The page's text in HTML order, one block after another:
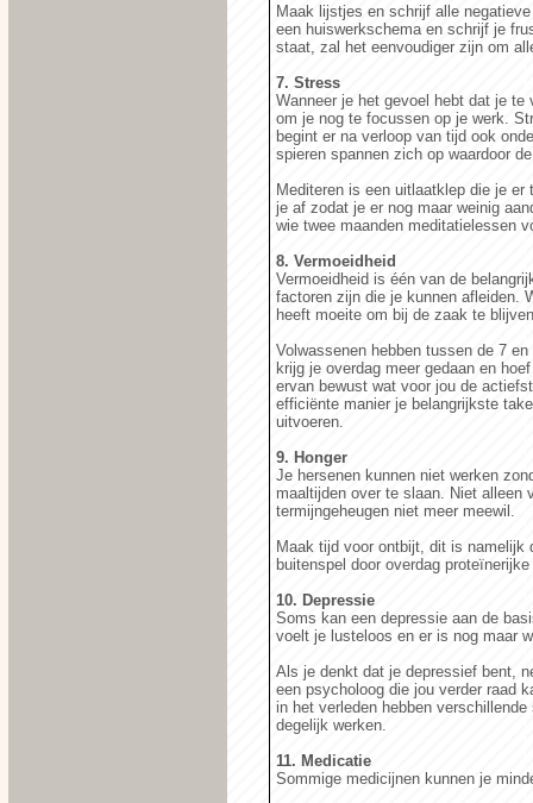
Maak lijstjes en schrijf alle
een huiswerkschema en schrijf je
staat, zal het eenvoudiger zijn om
7. Stress
Wanneer je het gevoel hebt dat je
om je nog te focussen op je werk.
begint er na verloop van tijd ook
spieren spannen zich op waardoor
Mediteren is een uitlaatklep die je
je af zodat je er nog maar weinig
wie twee maanden meditatielessen
8. Vermoeidheid
Vermoeidheid is één van de
factoren zijn die je kunnen afleiden.
heeft moeite om bij de zaak te
Volwassenen hebben tussen de 7
krijg je overdag meer gedaan en
ervan bewust wat voor jou de
efficiënte manier je belangrijkste
uitvoeren.
9. Honger
Je hersenen kunnen niet werken
maaltijden over te slaan. Niet alleen
termijngeheugen niet meer meewil.
Maak tijd voor ontbijt, dit is namelijk
buitenspel door overdag
10. Depressie
Soms kan een depressie aan de
voelt je lusteloos en er is nog maar
Als je denkt dat je depressief bent,
een psycholoog die jou verder raad
in het verleden hebben
degelijk werken.
11. Medicatie
Sommige medicijnen kunnen je